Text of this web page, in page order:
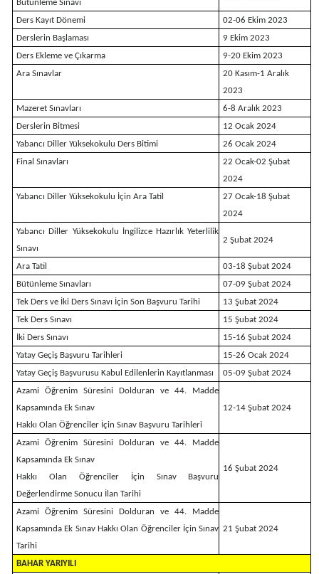
BütünlemeSınavı
Ders Kayıt Dönemi
02-06 Ekim 2023
Derslerin Başlaması
9 Ekim 2023
Ders Ekleme ve Çıkarma
9-20 Ekim 2023
Ara Sınavlar
20 Kasım-1 Aralık
2023
Mazeret Sınavları
6-8 Aralık 2023
Derslerin Bitmesi
12 Ocak 2024
Yabancı Diller Yüksekokulu Ders Bitimi
26 Ocak 2024
Final Sınavları
22 Ocak-02 Şubat
2024
Yabancı Diller Yüksekokulu İçin Ara Tatil
27 Ocak-18 Şubat
2024
Yabancı Diller Yüksekokulu İngilizce Hazırlık Yeterlilik
Sınavı
2 Şubat 2024
Ara Tatil
03-18 Şubat 2024
Bütünleme Sınavları
07-09 Şubat 2024
Tek Ders ve İki Ders Sınavı İçin Son Başvuru Tarihi
13 Şubat 2024
Tek Ders Sınavı
15 Şubat 2024
İki Ders Sınavı
15-16 Şubat 2024
Yatay Geçiş Başvuru Tarihleri
15-26 Ocak 2024
Yatay Geçiş Başvurusu Kabul Edilenlerin Kayıtlanması
05-09 Şubat 2024
Azami Öğrenim Süresini Dolduran ve 44. Madde
Kapsamında Ek Sınav
Hakkı Olan Öğrenciler İçin Sınav Başvuru Tarihleri
12-14 Şubat 2024
Azami Öğrenim Süresini Dolduran ve 44. Madde
Kapsamında Ek Sınav
Hakkı Olan Öğrenciler İçin Sınav Başvuru
Değerlendirme Sonucu İlan Tarihi
16 Şubat 2024
Azami Öğrenim Süresini Dolduran ve 44. Madde
Kapsamında Ek Sınav Hakkı Olan Öğrenciler İçin Sınav
Tarihi
21 Şubat 2024
BAHAR YARIYILI